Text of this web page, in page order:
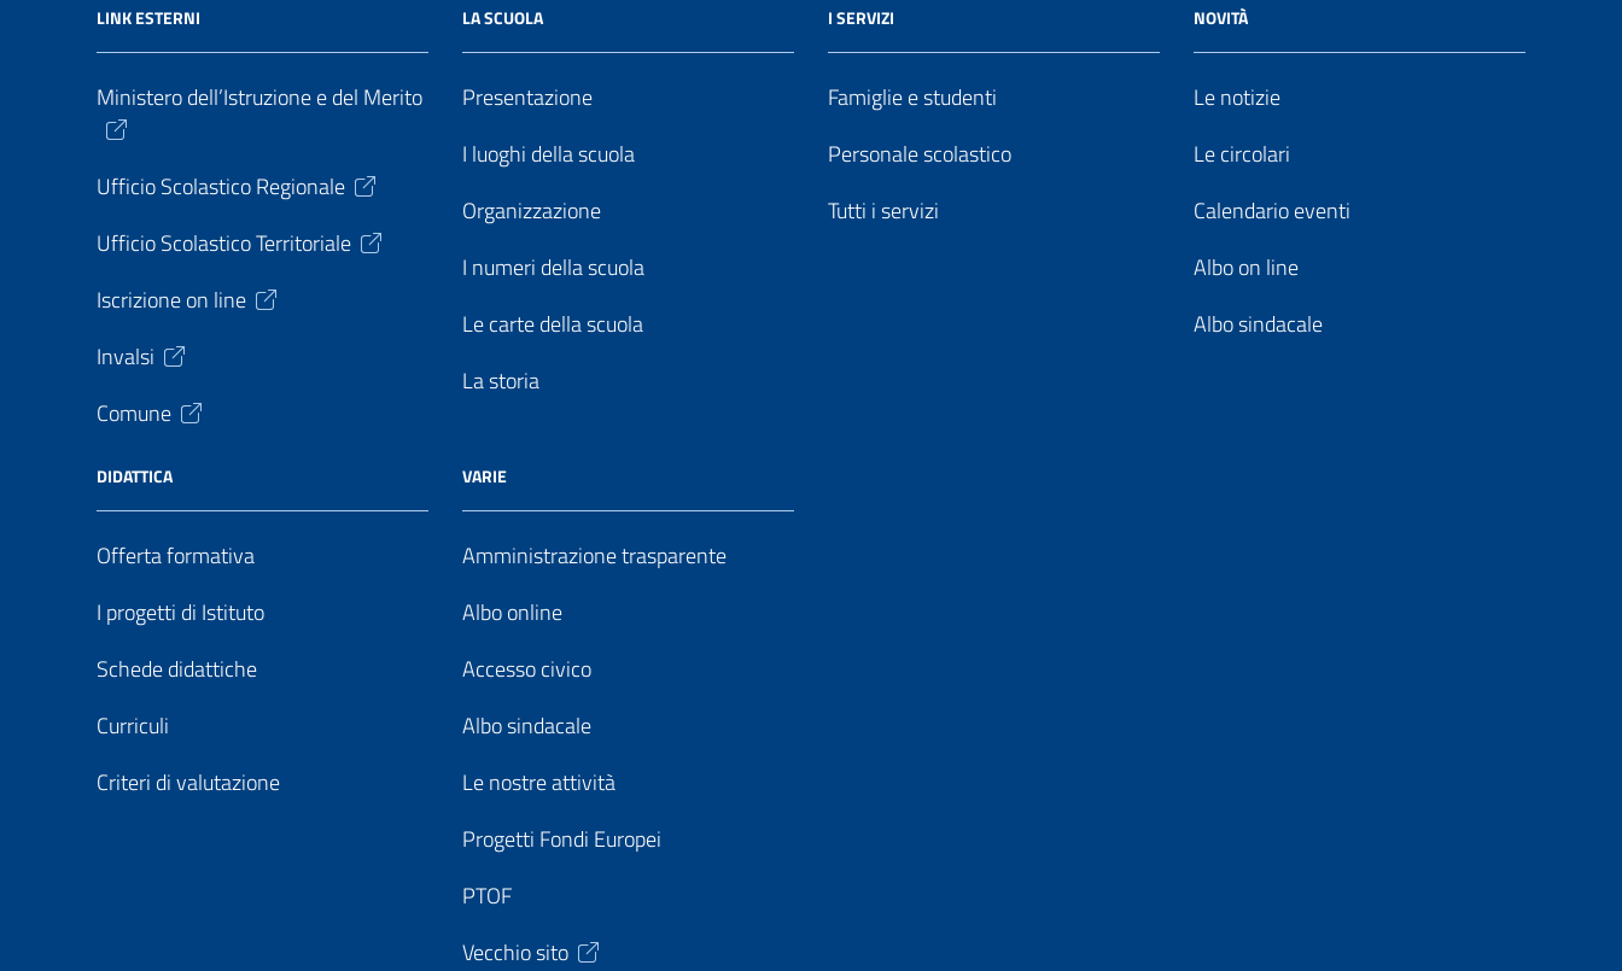
LINK ESTERNI
Ministero dell’Istruzione e del Merito
Ufficio Scolastico Regionale
Ufficio Scolastico Territoriale
Iscrizione on line
Invalsi
Comune
LA SCUOLA
Presentazione
I luoghi della scuola
Organizzazione
I numeri della scuola
Le carte della scuola
La storia
I SERVIZI
Famiglie e studenti
Personale scolastico
Tutti i servizi
NOVITÀ
Le notizie
Le circolari
Calendario eventi
Albo on line
Albo sindacale
DIDATTICA
Offerta formativa
I progetti di Istituto
Schede didattiche
Curriculi
Criteri di valutazione
VARIE
Amministrazione trasparente
Albo online
Accesso civico
Albo sindacale
Le nostre attività
Progetti Fondi Europei
PTOF
Vecchio sito